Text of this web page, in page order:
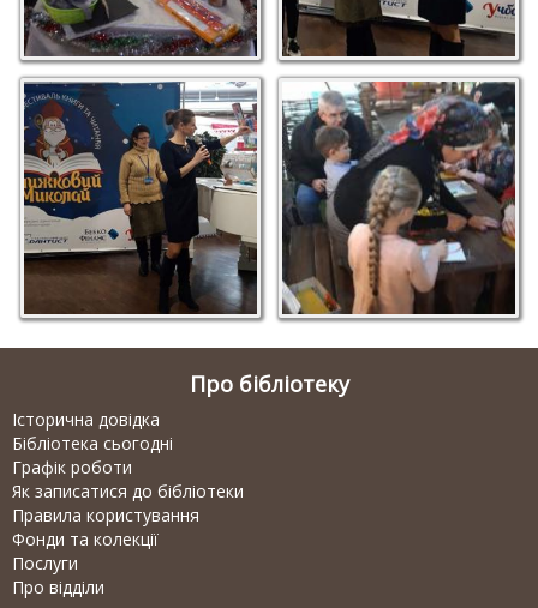
Про бібліотеку
Історична довідка
Бібліотека сьогодні
Графік роботи
Як записатися до бібліотеки
Правила користування
Фонди та колекції
Послуги
Про відділи